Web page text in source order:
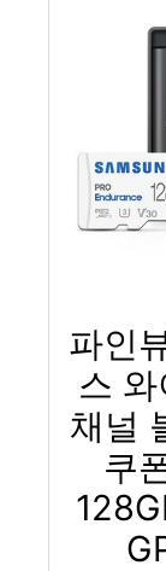
파인
스
채널
쿠